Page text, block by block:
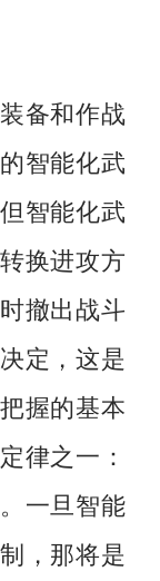
备和作战
智能化武
智能化武
换进攻方
撤出战斗
定，这是
握的基本
律之一：
一旦智能
，那将是